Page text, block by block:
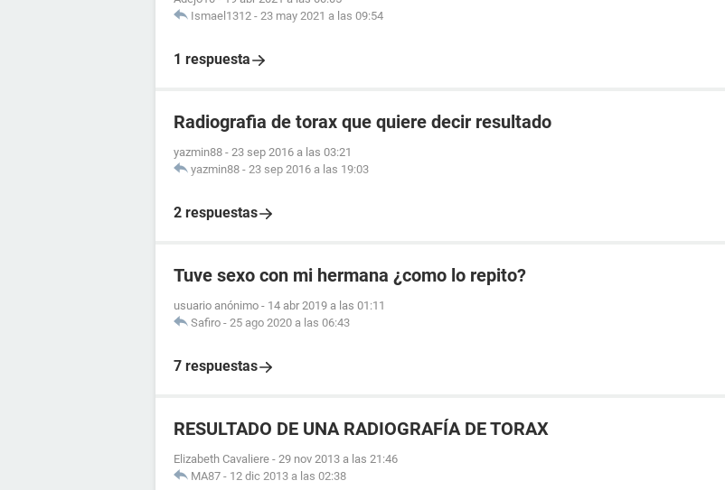
Ismael1312 - 23 may 2021 a las 09:54
1 respuesta
Radiografia de torax que quiere decir resultado
yazmin88 - 23 sep 2016 a las 03:21
yazmin88 - 23 sep 2016 a las 19:03
2 respuestas
Tuve sexo con mi hermana ¿como lo repito?
usuario anónimo - 14 abr 2019 a las 01:11
Safiro - 25 ago 2020 a las 06:43
7 respuestas
RESULTADO DE UNA RADIOGRAFÍA DE TORAX
Elizabeth Cavaliere - 29 nov 2013 a las 21:46
MA87 - 12 dic 2013 a las 02:38